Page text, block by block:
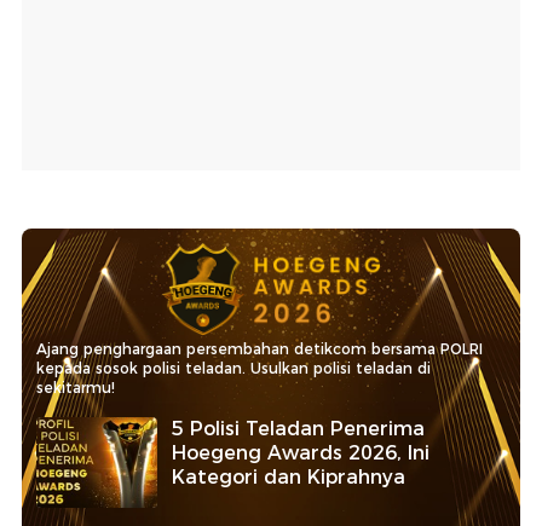
Ajang penghargaan persembahan detikcom bersama POLRI
kepada sosok polisi teladan. Usulkan polisi teladan di
sekitarmu!
5 Polisi Teladan Penerima
Hoegeng Awards 2026, Ini
Kategori dan Kiprahnya